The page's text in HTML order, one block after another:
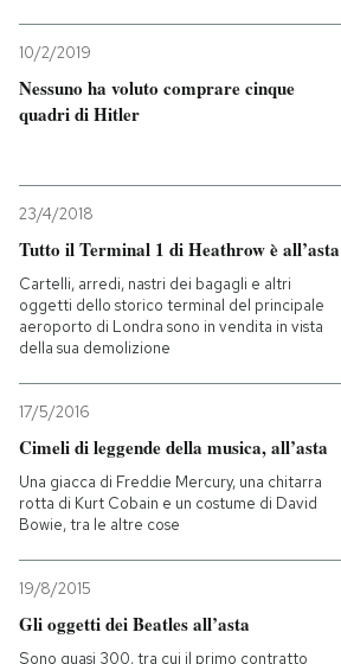
10/2/2019
Nessuno ha voluto comprare cinque
quadri di Hitler
23/4/2018
Tutto il Terminal 1 di Heathrow è all’asta
Cartelli, arredi, nastri dei bagagli e altri
oggetti dello storico terminal del principale
aeroporto di Londra sono in vendita in vista
della sua demolizione
17/5/2016
Cimeli di leggende della musica, all’asta
Una giacca di Freddie Mercury, una chitarra
rotta di Kurt Cobain e un costume di David
Bowie, tra le altre cose
19/8/2015
Gli oggetti dei Beatles all’asta
Sono quasi 300, tra cui il primo contratto